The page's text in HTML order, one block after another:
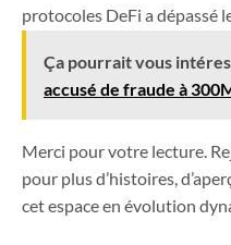
protocoles DeFi a dépassé
Ça pourrait vous
accusé de fraude à
Merci pour votre lecture.
pour plus d’histoires,
cet espace en évolution